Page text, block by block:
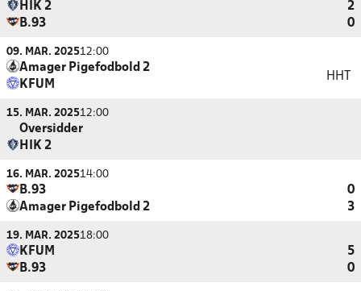
HIK 2
2
B.93
0
09. MAR. 202512:00
Amager Pigefodbold 2
KFUM
HHT
15. MAR. 202512:00
Oversidder
HIK 2
16. MAR. 202514:00
B.93
0
Amager Pigefodbold 2
3
19. MAR. 202518:00
KFUM
5
B.93
0